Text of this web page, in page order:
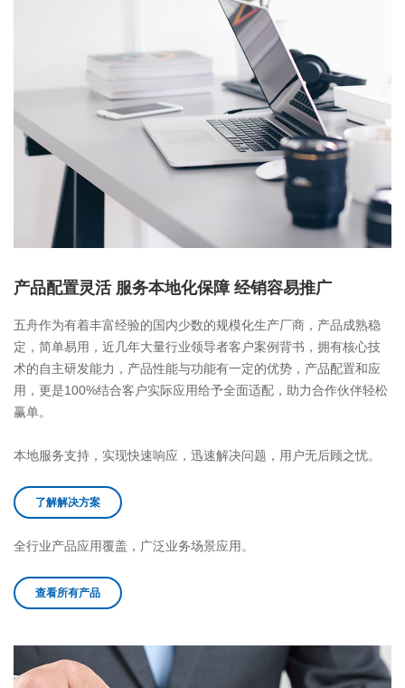
产品配置灵活 服务本地化保障 经销容易推广
五舟作为有着丰富经验的国内少数的规模化生产厂商，产品成熟稳
定，简单易用，近几年大量行业领导者客户案例背书，拥有核心技
术的自主研发能力，产品性能与功能有一定的优势，产品配置和应
用，更是100%结合客户实际应用给予全面适配，助力合作伙伴轻松
赢单。
本地服务支持，实现快速响应，迅速解决问题，用户无后顾之忧。
了解解决方案
全行业产品应用覆盖，广泛业务场景应用。
查看所有产品